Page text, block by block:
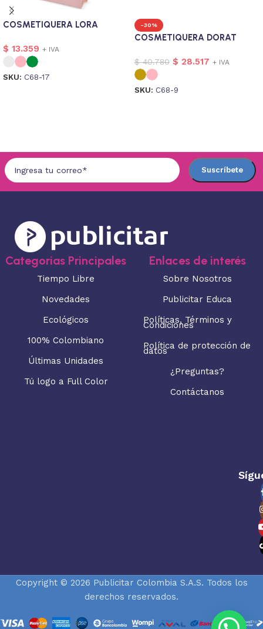
COSMETIQUERA LORA
$ 13.359 + IVA
SKU: C68-17
-30%
COSMETIQUERA DORAT
$40.780 $ 28.517 + IVA
SKU: C68-9
Categorias Principales
Tiempo Libre
Novedades
Ecológicos
100% Colombiano
Últimas Unidades
Tú logo a Full Color
Enlaces de interés
Sobre Nosotros
Publicitar Educa
Políticas, Términos y
Condiciones
Política de protección de
datos
¿Preguntas?
Contáctanos
Copyright © 2026 Publicitar Colombia S.A.S. Todos los
derechos reservados.